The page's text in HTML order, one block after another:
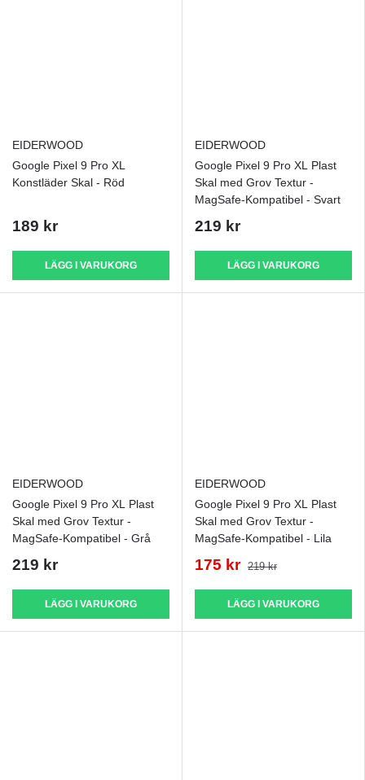
EIDERWOOD
Google Pixel 9 Pro XL
Konstläder Skal - Röd
189 kr
LÄGG I VARUKORG
EIDERWOOD
Google Pixel 9 Pro XL Plast
Skal med Grov Textur -
MagSafe-Kompatibel - Svart
219 kr
LÄGG I VARUKORG
EIDERWOOD
Google Pixel 9 Pro XL Plast
Skal med Grov Textur -
MagSafe-Kompatibel - Grå
219 kr
LÄGG I VARUKORG
EIDERWOOD
Google Pixel 9 Pro XL Plast
Skal med Grov Textur -
MagSafe-Kompatibel - Lila
175 kr 219 kr
LÄGG I VARUKORG